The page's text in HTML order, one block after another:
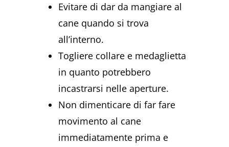
Evitare di dar da mangiare al
cane quando si trova
all’interno.
Togliere collare e medaglietta
in quanto potrebbero
incastrarsi nelle aperture.
Non dimenticare di far fare
movimento al cane
immediatamente prima e